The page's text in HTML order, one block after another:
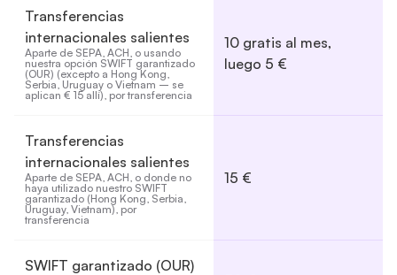
Transferencias
internacionales salientes
Aparte de SEPA, ACH, o usando
nuestra opción SWIFT garantizado
(OUR) (excepto a Hong Kong,
Serbia, Uruguay o Vietnam – se
aplican € 15 allí), por transferencia
10 gratis al mes,
luego 5 €
Transferencias
internacionales salientes
Aparte de SEPA, ACH, o donde no
haya utilizado nuestro SWIFT
garantizado (Hong Kong, Serbia,
Uruguay, Vietnam), por
transferencia
15 €
SWIFT garantizado (OUR)